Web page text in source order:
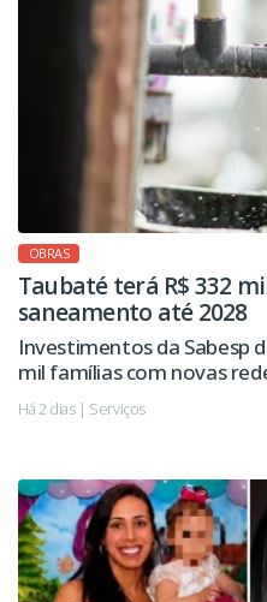
OBRAS
Taubaté terá R$ 332
saneamento até 2028
Investimentos da Sabesp
mil famílias com novas
regiões da cidade.
Há 2 dias | Serviços